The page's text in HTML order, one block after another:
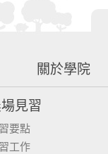
關於學院
見習
要點
工作